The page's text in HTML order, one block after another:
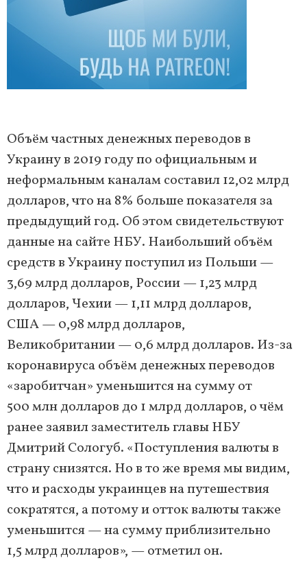
Объём частных денежных переводов в
Украину в 2019 году по официальным и
неформальным каналам составил 12,02 млрд
долларов, что на 8% больше показателя за
предыдущий год. Об этом свидетельствуют
данные на сайте НБУ. Наибольший объём
средств в Украину поступил из Польши —
3,69 млрд долларов, России — 1,23 млрд
долларов, Чехии — 1,11 млрд долларов,
США — 0,98 млрд долларов,
Великобритании — 0,6 млрд долларов. Из-за
коронавируса объём денежных переводов
«заробитчан» уменьшится на сумму от
500 млн долларов до 1 млрд долларов, о чём
ранее заявил заместитель главы НБУ
Дмитрий Сологуб. «Поступления валюты в
страну снизятся. Но в то же время мы видим,
что и расходы украинцев на путешествия
сократятся, а потому и отток валюты также
уменьшится — на сумму приблизительно
1,5 млрд долларов», — отметил он.